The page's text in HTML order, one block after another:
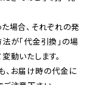
場合、それぞれの発
が「代金引換」の場
、お届け時の代金に